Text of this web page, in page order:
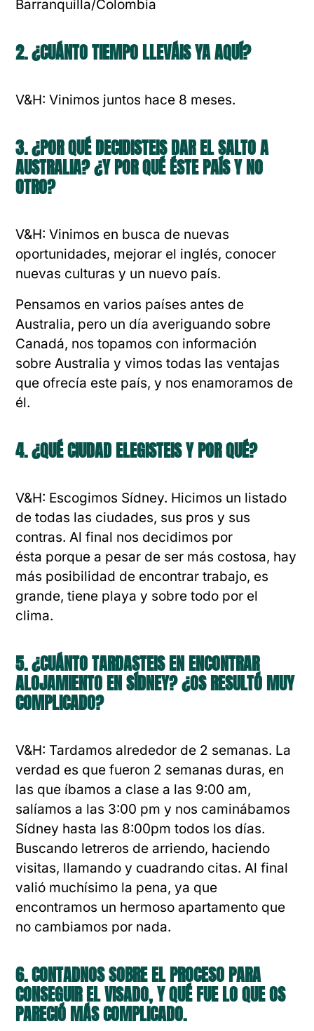
Barranquilla/Colombia
2. ¿CUÁNTO TIEMPO LLEVÁIS YA AQUÍ?
V&H: Vinimos juntos hace 8 meses.
3. ¿POR QUÉ DECIDISTEIS DAR EL SALTO A
AUSTRALIA? ¿Y POR QUÉ ÉSTE PAÍS Y NO
OTRO?
V&H: Vinimos en busca de nuevas
oportunidades, mejorar el inglés, conocer
nuevas culturas y un nuevo país.
Pensamos en varios países antes de
Australia, pero un día averiguando sobre
Canadá, nos topamos con información
sobre Australia y vimos todas las ventajas
que ofrecía este país, y nos enamoramos de
él.
4. ¿QUÉ CIUDAD ELEGISTEIS Y POR QUÉ?
V&H: Escogimos Sídney. Hicimos un listado
de todas las ciudades, sus pros y sus
contras. Al final nos decidimos por
ésta porque a pesar de ser más costosa, hay
más posibilidad de encontrar trabajo, es
grande, tiene playa y sobre todo por el
clima.
5. ¿CUÁNTO TARDASTEIS EN ENCONTRAR
ALOJAMIENTO EN SÍDNEY? ¿OS RESULTÓ MUY
COMPLICADO?
V&H: Tardamos alrededor de 2 semanas. La
verdad es que fueron 2 semanas duras, en
las que íbamos a clase a las 9:00 am,
salíamos a las 3:00 pm y nos caminábamos
Sídney hasta las 8:00pm todos los días.
Buscando letreros de arriendo, haciendo
visitas, llamando y cuadrando citas. Al final
valió muchísimo la pena, ya que
encontramos un hermoso apartamento que
no cambiamos por nada.
6. CONTADNOS SOBRE EL PROCESO PARA
CONSEGUIR EL VISADO, Y QUÉ FUE LO QUE OS
PARECIÓ MÁS COMPLICADO.